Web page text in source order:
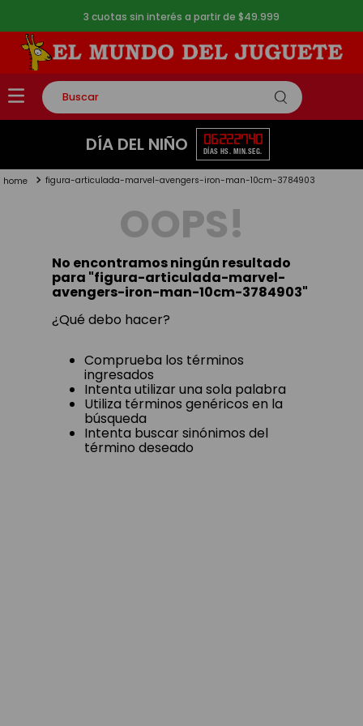
3 cuotas sin interés a partir de $49.999
Buscar
TÉRMINOS MÁS BUSCADOS
2.
lego
toy story
DÍA DEL NIÑO 06
DÍAS
22
HS.
27
MIN.
39
SEG.
figura-articulada-marvel-avengers-iron-man-10cm-3784903
OOPS!
No encontramos ningún resultado
para "figura-articulada-marvel-
avengers-iron-man-10cm-3784903"
¿Qué debo hacer?
Comprueba los términos
ingresados
Intenta utilizar una sola palabra
Utiliza términos genéricos en la
búsqueda
Intenta buscar sinónimos del
término deseado